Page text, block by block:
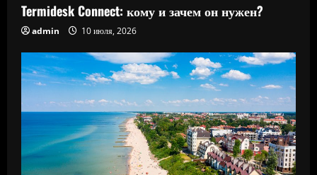
Termidesk Connect: кому и зачем он нужен?
admin 10 июля, 2026